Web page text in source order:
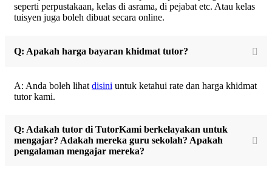
seperti perpustakaan, kelas di asrama, di pejabat etc. Atau kelas
tuisyen juga boleh dibuat secara online.
Q: Apakah harga bayaran khidmat tutor?
A: Anda boleh lihat disini untuk ketahui rate dan harga khidmat
tutor kami.
Q: Adakah tutor di TutorKami berkelayakan untuk
mengajar? Adakah mereka guru sekolah? Apakah
pengalaman mengajar mereka?